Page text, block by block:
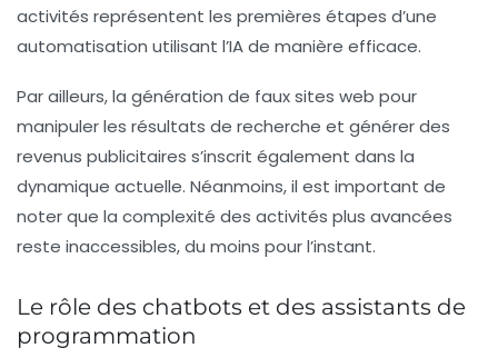
activités représentent les premières étapes d’une
automatisation utilisant l’IAde manière efficace.
Par ailleurs, la génération de faux sites web pour
manipuler les résultats de recherche et générer des
revenus publicitaires s’inscrit également dans la
dynamique actuelle. Néanmoins, il est important de
noter que la complexité des activités plus avancées
reste inaccessibles, du moins pour l’instant.
Le rôle des chatbots et des assistants de
programmation